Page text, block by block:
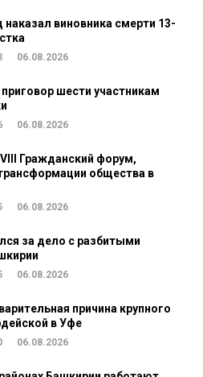
наказал виновника смерти 13-
06.08.2026
шести участникам
06.08.2026
Гражданский форум,
общества в
06.08.2026
за дело с разбитыми
06.08.2026
причина крупного
в Уфе
06.08.2026